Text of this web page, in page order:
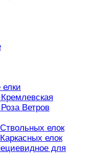
Ветров
елок
елок
для